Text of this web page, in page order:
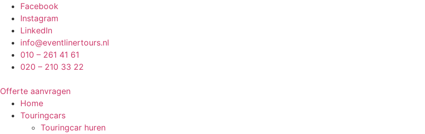
naar
inhoud
Facebook
Instagram
LinkedIn
info@eventlinertours.nl
010 – 261 41 61
020 – 210 33 22
Offerte aanvragen
Home
Touringcars
Touringcar huren